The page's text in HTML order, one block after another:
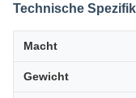
Technische
Macht
Gewicht